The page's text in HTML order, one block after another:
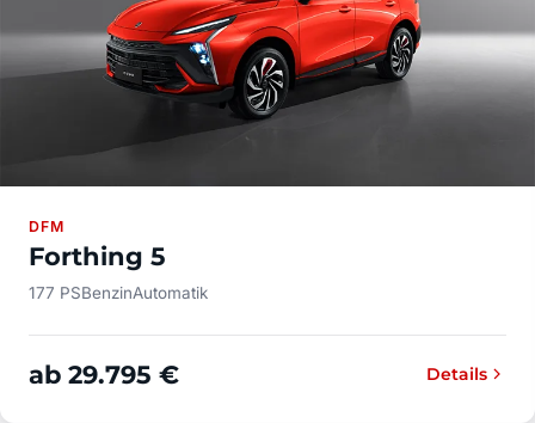
DFM
Forthing 5
177 PSBenzinAutomatik
ab 29.795 € Details